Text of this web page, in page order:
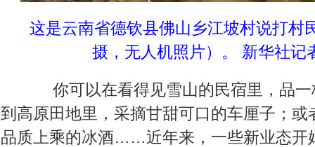
这是云南省德钦县佛山乡江坡村说打村
摄，无人机照片）。 新华社记
你可以在看得见雪山的民宿里，品一
到高原田地里，采摘甘甜可口的车厘子；或
品质上乘的冰酒……近年来，一些新业态开